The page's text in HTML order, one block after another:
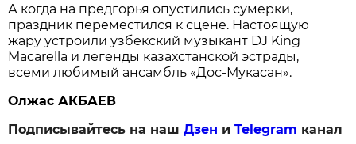
А когда на предгорья опустились сумерки,
праздник переместился к сцене. Настоящую
жару устроили узбекский музыкант DJ King
Macarella и легенды казахстанской эстрады,
всеми любимый ансамбль «Дос-Мукасан».
Олжас АКБАЕВ
Подписывайтесь на нашДзен иTelegram канал